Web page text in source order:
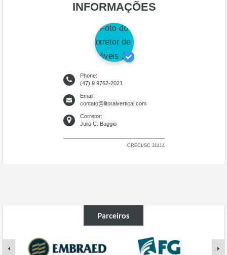
INFORMAÇÕES
Phone:
(47) 9 9762-2021
Email:
contato@litoralvertical.com
Corretor:
Julio C. Baggio
CRECI/SC 31414
Parceiros